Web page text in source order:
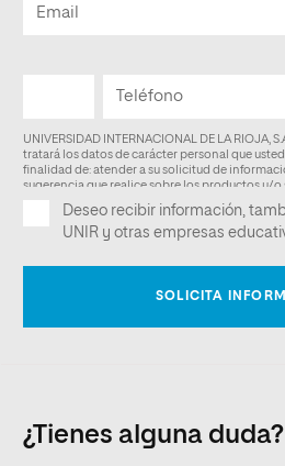
¿Tienes alguna duda?